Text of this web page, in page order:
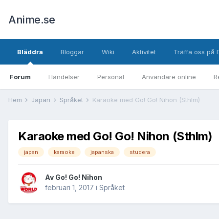
Anime.se
Bläddra
Forum Händelser Personal Användare online
Bloggar Wiki Aktivitet Träffa oss på
Hem Japan Språket Karaoke med Go! Go! Nihon (Sthlm)
Karaoke med Go! Go! Nihon (Sthlm)
japan karaoke japanska studera
Av Go! Go! Nihon
februari 1, 2017 i Språket